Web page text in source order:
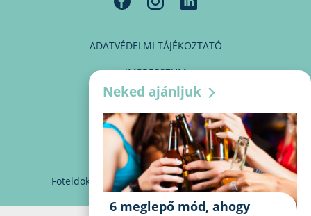
ADATVÉDELMI TÁJÉKOZTATÓ
IMPRESSZUM
MÉDIAAJÁNLAT
PARTNEREINK
KAPCSOLAT
Foteldoki info@foteldoki.hu Süti beállítások
Neked ajánljuk
6 meglepő mód, ahogy